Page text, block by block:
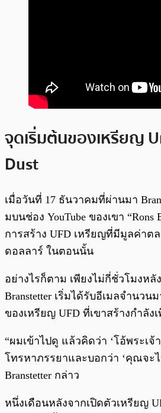
จุดเริ่มต้นของเหรียญ
Dust
เมื่อวันที่ 17 ธันวาคมที่ผ่านมา
มบนช่อง YouTube ของเขา “Rons
การสร้าง UFD เหรียญที่มีมูลค่าตล
ดอลลาร์ ในตอนนั้น
อย่างไรก็ตาม เพียงไม่กี่ชั่วโมงหลั
Branstetter เริ่มได้รับอีเมลจำนว
ของเหรียญ UFD ที่เขาสร้างกำลัง
“ผมเข้าไปดู แล้วคิดว่า ‘โอ้พระเจ้
โทรหาภรรยาและบอกว่า ‘คุณจะไ
Branstetter กล่าว
หนึ่งเดือนหลังจากเปิดตัวเหรียญ